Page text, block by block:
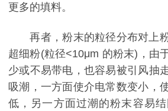
更多的填料。
再者，粉末的粒径分布对上
超细粉(粒径<10μm 的粉末)，由
少或不易带电，也容易被引风抽
吸潮，一方面使介电常数变小，
低，另一方面过潮的粉末容易